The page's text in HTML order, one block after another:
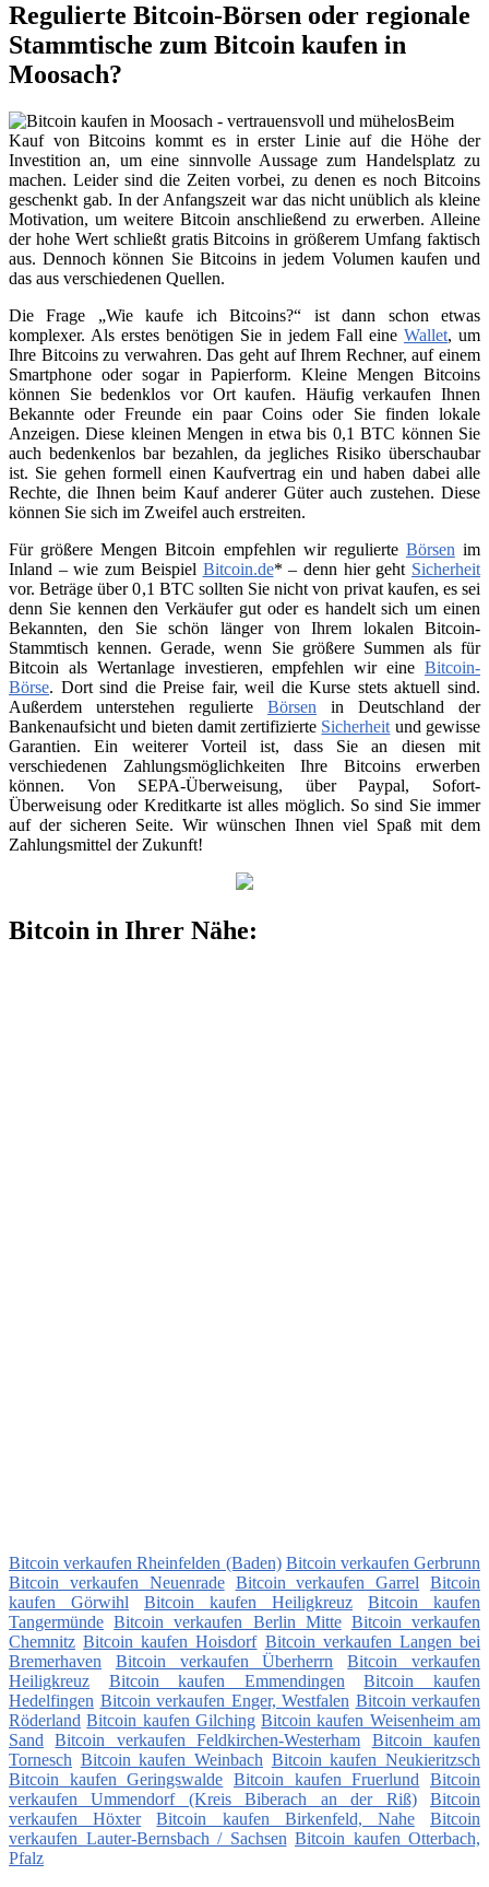
Regulierte Bitcoin-Börsen oder regionale
Stammtische zum Bitcoin kaufen in
Moosach?
Beim
Kauf von Bitcoins kommt es in erster Linie auf die Höhe der
Investition an, um eine sinnvolle Aussage zum Handelsplatz zu
machen. Leider sind die Zeiten vorbei, zu denen es noch Bitcoins
geschenkt gab. In der Anfangszeit war das nicht unüblich als kleine
Motivation, um weitere Bitcoin anschließend zu erwerben. Alleine
der hohe Wert schließt gratis Bitcoins in größerem Umfang faktisch
aus. Dennoch können Sie Bitcoins in jedem Volumen kaufen und
das aus verschiedenen Quellen.
Die Frage „Wie kaufe ich Bitcoins?“ ist dann schon etwas
komplexer. Als erstes benötigen Sie in jedem Fall eine Wallet, um
Ihre Bitcoins zu verwahren. Das geht auf Ihrem Rechner, auf einem
Smartphone oder sogar in Papierform. Kleine Mengen Bitcoins
können Sie bedenklos vor Ort kaufen. Häufig verkaufen Ihnen
Bekannte oder Freunde ein paar Coins oder Sie finden lokale
Anzeigen. Diese kleinen Mengen in etwa bis 0,1 BTC können Sie
auch bedenkenlos bar bezahlen, da jegliches Risiko überschaubar
ist. Sie gehen formell einen Kaufvertrag ein und haben dabei alle
Rechte, die Ihnen beim Kauf anderer Güter auch zustehen. Diese
können Sie sich im Zweifel auch erstreiten.
Für größere Mengen Bitcoin empfehlen wir regulierte Börsen im
Inland – wie zum Beispiel Bitcoin.de* – denn hier geht Sicherheit
vor. Beträge über 0,1 BTC sollten Sie nicht von privat kaufen, es sei
denn Sie kennen den Verkäufer gut oder es handelt sich um einen
Bekannten, den Sie schön länger von Ihrem lokalen Bitcoin-
Stammtisch kennen. Gerade, wenn Sie größere Summen als für
Bitcoin als Wertanlage investieren, empfehlen wir eine Bitcoin-
Börse. Dort sind die Preise fair, weil die Kurse stets aktuell sind.
Außerdem unterstehen regulierte Börsen in Deutschland der
Bankenaufsicht und bieten damit zertifizierte Sicherheit und gewisse
Garantien. Ein weiterer Vorteil ist, dass Sie an diesen mit
verschiedenen Zahlungsmöglichkeiten Ihre Bitcoins erwerben
können. Von SEPA-Überweisung, über Paypal, Sofort-
Überweisung oder Kreditkarte ist alles möglich. So sind Sie immer
auf der sicheren Seite. Wir wünschen Ihnen viel Spaß mit dem
Zahlungsmittel der Zukunft!
Bitcoin in Ihrer Nähe:
Bitcoin verkaufen Rheinfelden (Baden) Bitcoin verkaufen Gerbrunn
Bitcoin verkaufen Neuenrade
Bitcoin verkaufen Garrel
Bitcoin
kaufen Görwihl
Bitcoin kaufen Heiligkreuz
Bitcoin kaufen
Tangermünde Bitcoin verkaufen Berlin Mitte Bitcoin verkaufen
Chemnitz Bitcoin kaufen Hoisdorf Bitcoin verkaufen Langen bei
Bremerhaven
Bitcoin verkaufen Überherrn
Bitcoin verkaufen
Heiligkreuz
Bitcoin kaufen Emmendingen
Bitcoin kaufen
Hedelfingen Bitcoin verkaufen Enger, Westfalen Bitcoin verkaufen
Röderland Bitcoin kaufen Gilching Bitcoin kaufen Weisenheim am
Sand
Bitcoin verkaufen Feldkirchen-Westerham
Bitcoin kaufen
Tornesch Bitcoin kaufen Weinbach Bitcoin kaufen Neukieritzsch
Bitcoin kaufen Geringswalde Bitcoin kaufen Fruerlund
Bitcoin
verkaufen Ummendorf (Kreis Biberach an der Riß)
Bitcoin
verkaufen Höxter
Bitcoin kaufen Birkenfeld, Nahe
Bitcoin
verkaufen Lauter-Bernsbach / Sachsen Bitcoin kaufen Otterbach,
Pfalz